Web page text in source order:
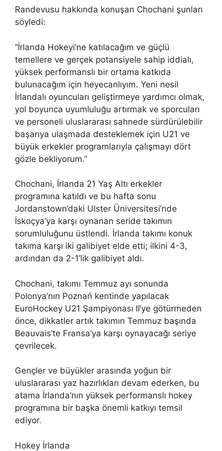
Randevusu hakkında konuşan Chochani şunları
söyledi:
“İrlanda Hokeyi’ne katılacağım ve güçlü
temellere ve gerçek potansiyele sahip iddialı,
yüksek performanslı bir ortama katkıda
bulunacağım için heyecanlıyım. Yeni nesil
İrlandalı oyuncuları geliştirmeye yardımcı olmak,
yol boyunca uyumluluğu artırmak ve sporcuları
ve personeli uluslararası sahnede sürdürülebilir
başarıya ulaşmada desteklemek için U21 ve
büyük erkekler programlarıyla çalışmayı dört
gözle bekliyorum.”
Chochani, İrlanda 21 Yaş Altı erkekler
programına katıldı ve bu hafta sonu
Jordanstown’daki Ulster Üniversitesi’nde
İskoçya’ya karşı oynanan seride takımın
sorumluluğunu üstlendi. İrlanda takımı konuk
takıma karşı iki galibiyet elde etti; ilkini 4-3,
ardından da 2-1’lik galibiyet aldı.
Chochani, takımı Temmuz ayı sonunda
Polonya’nın Poznań kentinde yapılacak
EuroHockey U21 Şampiyonası II’ye götürmeden
önce, dikkatler artık takımın Temmuz başında
Beauvais’te Fransa’ya karşı oynayacağı seriye
çevrilecek.
Gençler ve büyükler arasında yoğun bir
uluslararası yaz hazırlıkları devam ederken, bu
atama İrlanda’nın yüksek performanslı hokey
programına bir başka önemli katkıyı temsil
ediyor.
Hokey İrlanda